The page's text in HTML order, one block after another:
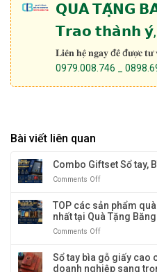
𝗤𝗨𝗔̀ 𝗧𝗔̣̆𝗡𝗚
𝗧𝗿𝗮𝗼 𝘁𝗵𝗮̀𝗻𝗵
𝐋𝐢𝐞̂𝐧 𝐡𝐞̣̂ 𝐧𝐠𝐚𝐲 đ𝐞̂̉ đ𝐮̛𝐨̛̣𝐜 𝐭𝐮̛
0979.008.746 _
Bài viết liên quan
Combo Giftset Sổ tay,
Comments Off
Giftset
Sổ
nhiệt
và
TOP các sản phẩm
nhất tại Quà Tặng
Comments Off
các
sản
Sổ tay bìa gỗ giấy cao
doanh nghiệp sang